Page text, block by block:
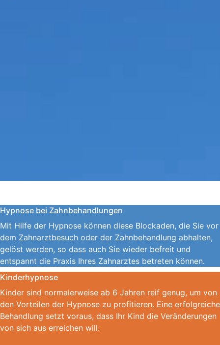
Hypnose bei Zahnbehandlungen
Mit Hilfe der Hypnose können diese Blockaden, die Sie vor
dem Zahnarztbesuch oder der Zahnbehandlung abhalten,
gelöst werden, so dass auch Sie wieder befreit und
entspannt die Praxis Ihres Zahnarztes betreten können.
Kinderhypnose
Kinder sind normalerweise ab 6 Jahren reif genug, um von
den Vorteilen der Hypnose zu profitieren. Eine erfolgreiche
Behandlung setzt voraus, dass Ihr Kind die Veränderungen
von sich aus erreichen will.